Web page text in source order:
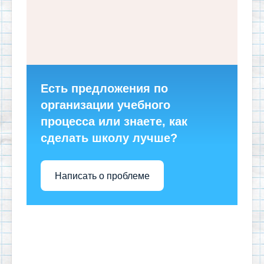
Есть предложения по
организации учебного
процесса или знаете, как
сделать школу лучше?
Написать о проблеме